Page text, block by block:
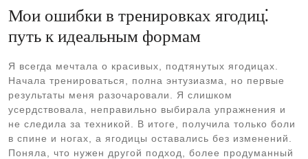
Мои ошибки в тренировках ягодиц⁚
путь к идеальным формам
Я всегда мечтала о красивых, подтянутых ягодицах.
Начала тренироваться, полна энтузиазма, но первые
результаты меня разочаровали. Я слишком
усердствовала, неправильно выбирала упражнения и
не следила за техникой. В итоге, получила только боли
в спине и ногах, а ягодицы оставались без изменений.
Поняла, что нужен другой подход, более продуманный